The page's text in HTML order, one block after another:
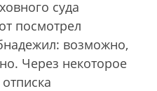
суда
посмотрел
возможно,
Через некоторое